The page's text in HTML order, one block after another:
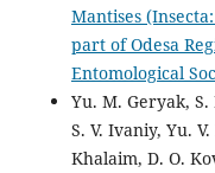
Mantises
part of Odesa
Entomological
Yu. M. Geryak, S.
S. V. Ivaniy, Yu.
Khalaim, D. O.